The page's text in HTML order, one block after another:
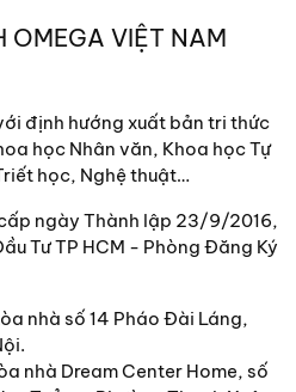
OMEGA VIỆT NAM
định hướng xuất bản tri thức
học Nhân văn, Khoa học Tự
học, Nghệ thuật…
ngày Thành lập 23/9/2016,
Tư TP HCM - Phòng Đăng Ký
nhà số 14 Pháo Đài Láng,
nhà Dream Center Home, số